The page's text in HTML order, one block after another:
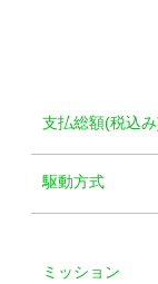
支払総額(税込
駆動方式
ミッション